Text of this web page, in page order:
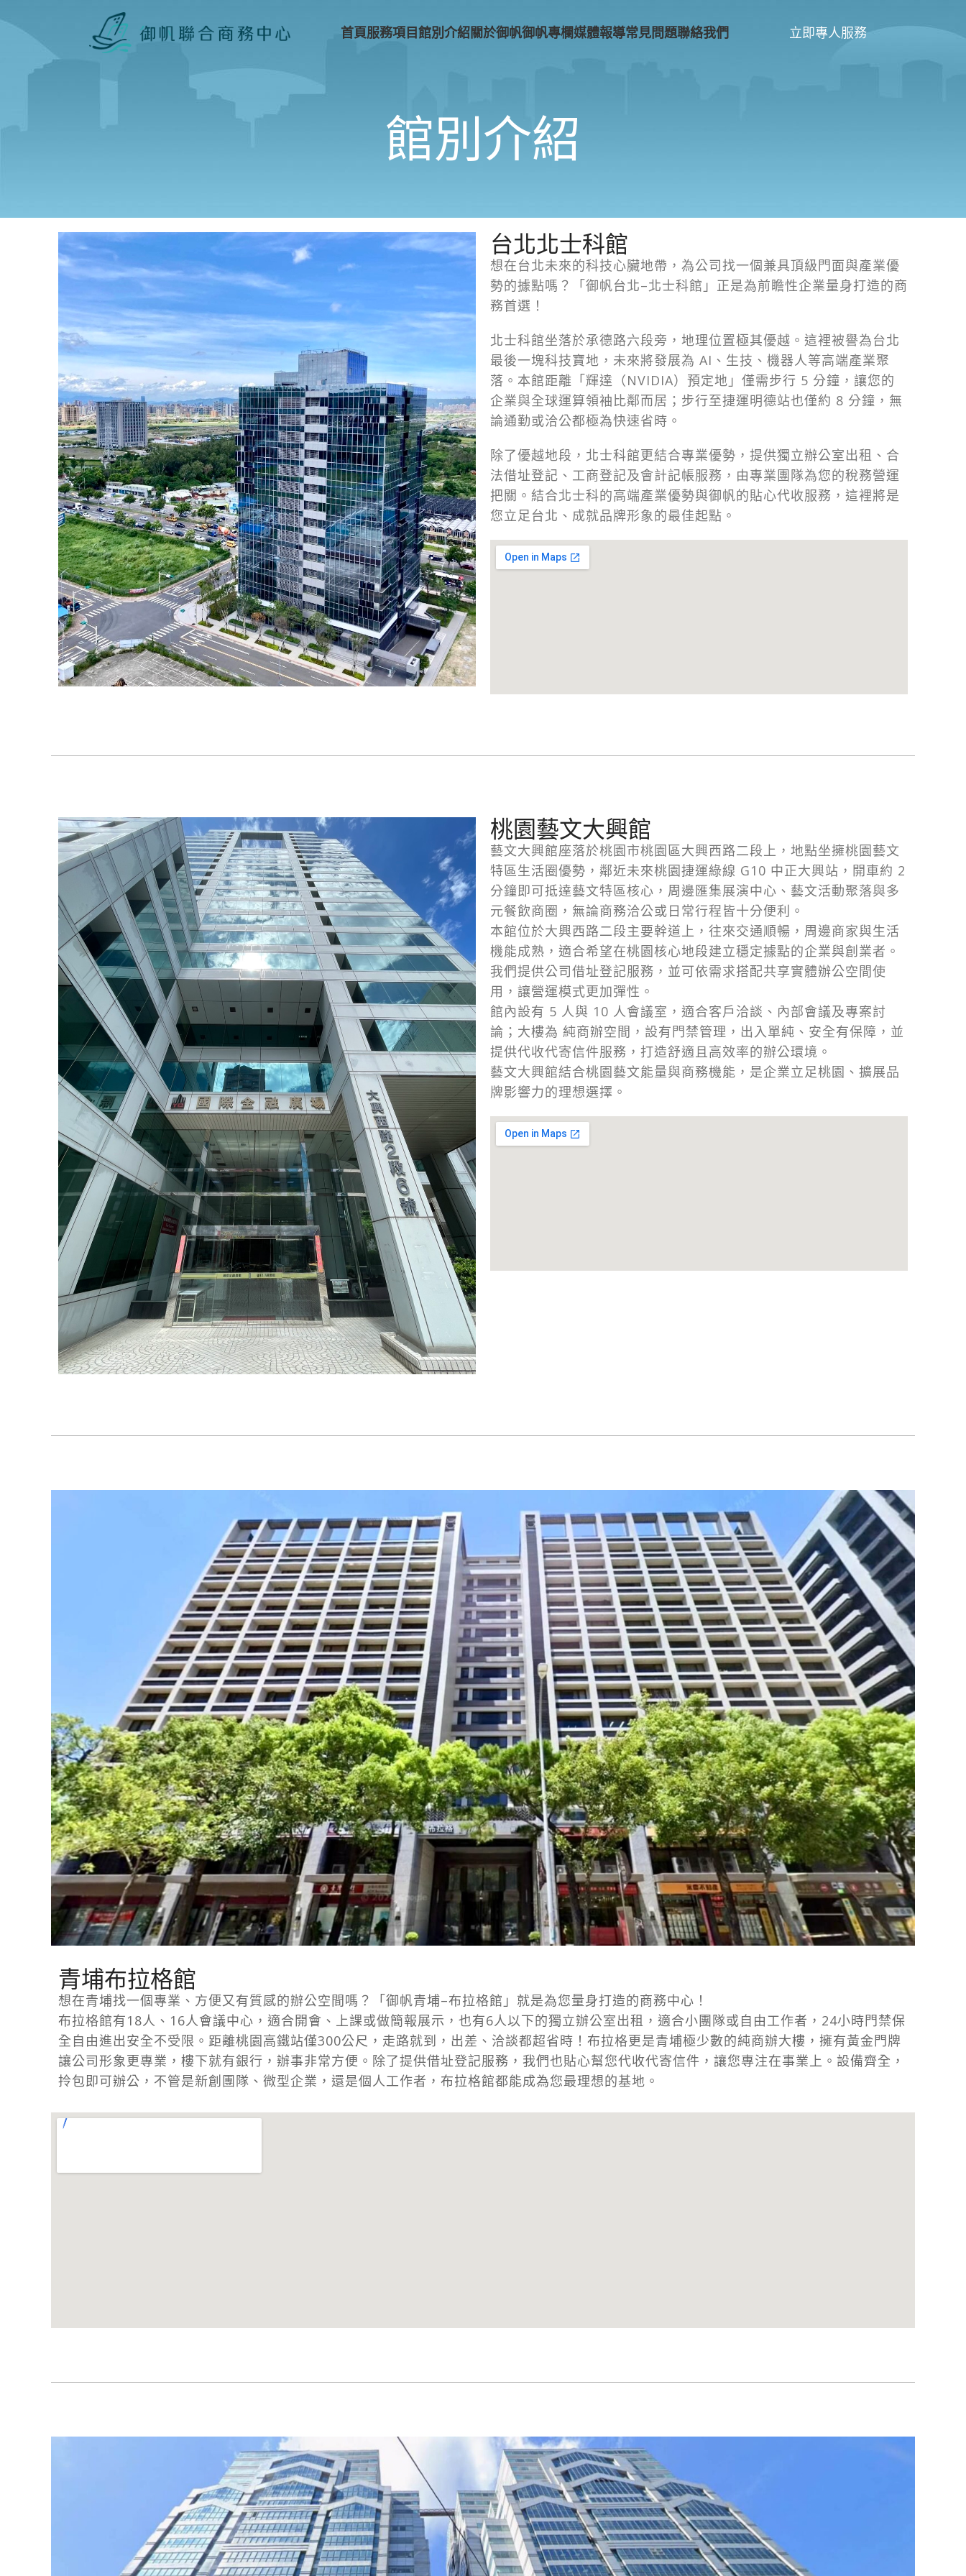
首頁服務項目館別介紹關於御帆御帆專欄媒體報導常見問題聯絡我們 立即專人服務
館別介紹
台北北士科館
想在台北未來的科技心臟地帶，為公司找一個兼具頂級門面與產業優
勢的據點嗎？「御帆台北–北士科館」正是為前瞻性企業量身打造的商
務首選！
北士科館坐落於承德路六段旁，地理位置極其優越。這裡被譽為台北
最後一塊科技寶地，未來將發展為 AI、生技、機器人等高端產業聚
落。本館距離「輝達（NVIDIA）預定地」僅需步行 5 分鐘，讓您的
企業與全球運算領袖比鄰而居；步行至捷運明德站也僅約 8 分鐘，無
論通勤或洽公都極為快速省時。
除了優越地段，北士科館更結合專業優勢，提供獨立辦公室出租、合
法借址登記、工商登記及會計記帳服務，由專業團隊為您的稅務營運
把關。結合北士科的高端產業優勢與御帆的貼心代收服務，這裡將是
您立足台北、成就品牌形象的最佳起點。
桃園藝文大興館
藝文大興館座落於桃園市桃園區大興西路二段上，地點坐擁桃園藝文
特區生活圈優勢，鄰近未來桃園捷運綠線 G10 中正大興站，開車約 2
分鐘即可抵達藝文特區核心，周邊匯集展演中心、藝文活動聚落與多
元餐飲商圈，無論商務洽公或日常行程皆十分便利。
本館位於大興西路二段主要幹道上，往來交通順暢，周邊商家與生活
機能成熟，適合希望在桃園核心地段建立穩定據點的企業與創業者。
我們提供公司借址登記服務，並可依需求搭配共享實體辦公空間使
用，讓營運模式更加彈性。
館內設有 5 人與 10 人會議室，適合客戶洽談、內部會議及專案討
論；大樓為 純商辦空間，設有門禁管理，出入單純、安全有保障，並
提供代收代寄信件服務，打造舒適且高效率的辦公環境。
藝文大興館結合桃園藝文能量與商務機能，是企業立足桃園、擴展品
牌影響力的理想選擇。
青埔布拉格館
想在青埔找一個專業、方便又有質感的辦公空間嗎？「御帆青埔–布拉格館」就是為您量身打造的商務中心！
布拉格館有18人、16人會議中心，適合開會、上課或做簡報展示，也有6人以下的獨立辦公室出租，適合小團隊或自由工作者，24小時門禁保
全自由進出安全不受限。距離桃園高鐵站僅300公尺，走路就到，出差、洽談都超省時！布拉格更是青埔極少數的純商辦大樓，擁有黃金門牌
讓公司形象更專業，樓下就有銀行，辦事非常方便。除了提供借址登記服務，我們也貼心幫您代收代寄信件，讓您專注在事業上。設備齊全，
拎包即可辦公，不管是新創團隊、微型企業，還是個人工作者，布拉格館都能成為您最理想的基地。